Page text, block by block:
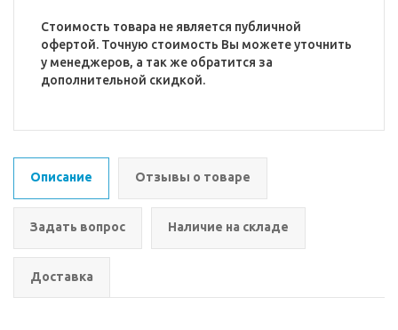
Стоимость товара не является публичной
офертой. Точную стоимость Вы можете уточнить
у менеджеров, а так же обратится за
дополнительной скидкой.
Описание Отзывы о товаре
Задать вопрос Наличие на складе
Доставка